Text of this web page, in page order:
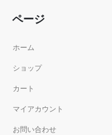
ページ
ホーム
ショップ
カート
マイアカウント
お問い合わせ